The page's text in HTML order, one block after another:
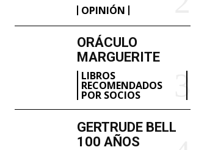
OPINIÓN
ORÁCULO
MARGUERITE
LIBROS
RECOMENDADOS
POR SOCIOS
GERTRUDE BELL
100 AÑOS